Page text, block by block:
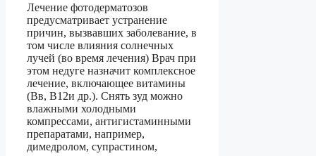
Лечение фотодерматозов
предусматривает устранение
причин, вызвавших заболевание, в
том числе влияния солнечных
лучей (во время лечения) Врач при
этом недуге назначит комплексное
лечение, включающее витамины
(Вв, В12и др.). Снять зуд можно
влажными холодными
компрессами, антигистаминными
препаратами, например,
димедролом, супрастином,